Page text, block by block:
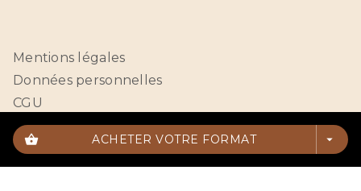
shopping_basket ACHETER VOTRE FORMAT arrow_drop_down
Mentions légales
Données personnelles
CGU
Paramétrer vos cookies